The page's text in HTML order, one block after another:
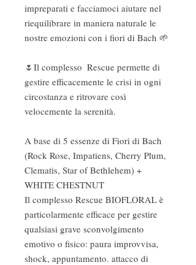
impreparati e facciamoci aiutare nel
riequilibrare in maniera naturale le
nostre emozioni con i fiori di Bach 🌱
🌷Il complesso  Rescue permette di
gestire efficacemente le crisi in ogni
circostanza e ritrovare così
velocemente la serenità.
A base di 5 essenze di Fiori di Bach
(Rock Rose, Impatiens, Cherry Plum,
Clematis, Star of Bethlehem) +
WHITE CHESTNUT
Il complesso Rescue BIOFLORAL è
particolarmente efficace per gestire
qualsiasi grave sconvolgimento
emotivo o fisico: paura improvvisa,
shock, appuntamento. attacco di